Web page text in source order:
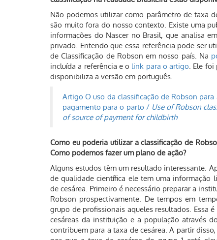
Não podemos utilizar como parâmetro de taxa
são muito fora do nosso contexto. Existe uma
informações do Nascer no Brasil, que analisa
privado. Entendo que essa referência pode ser
de Classificação de Robson em nosso país. Na
incluída a referência e o link para o artigo. Ele foi
disponibiliza a versão em português.
Artigo O uso da classificação de Robson
pagamento para o parto / Use of Robson
of source of payment for childbirth
Como eu poderia utilizar a classificação de
Como podemos fazer um plano de ação?
Alguns estudos têm um resultado interessante.
de qualidade científica ele tem uma informação
de cesárea. Primeiro é necessário preparar a
Robson prospectivamente. De tempos em
grupo de profissionais aqueles resultados. Essa
cesáreas da instituição e a população através
contribuem para a taxa de cesárea. A partir